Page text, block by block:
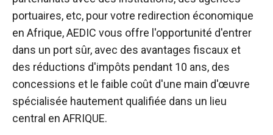
portuaires, etc, pour votre redirection économique
en Afrique, AEDIC vous offre l'opportunité d'entrer
dans un port sûr, avec des avantages fiscaux et
des réductions d'impôts pendant 10 ans, des
concessions et le faible coût d'une main d'œuvre
spécialisée hautement qualifiée dans un lieu
central en AFRIQUE.